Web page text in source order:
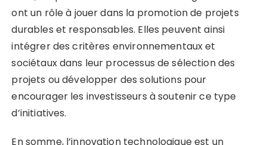
ont un rôle à jouer dans la promotion de projets
durables et responsables. Elles peuvent ainsi
intégrer des critères environnementaux et
sociétaux dans leur processus de sélection des
projets ou développer des solutions pour
encourager les investisseurs à soutenir ce type
d’initiatives.
En somme, l’innovation technologique est un